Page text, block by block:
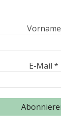
Vorname
E-Mail *